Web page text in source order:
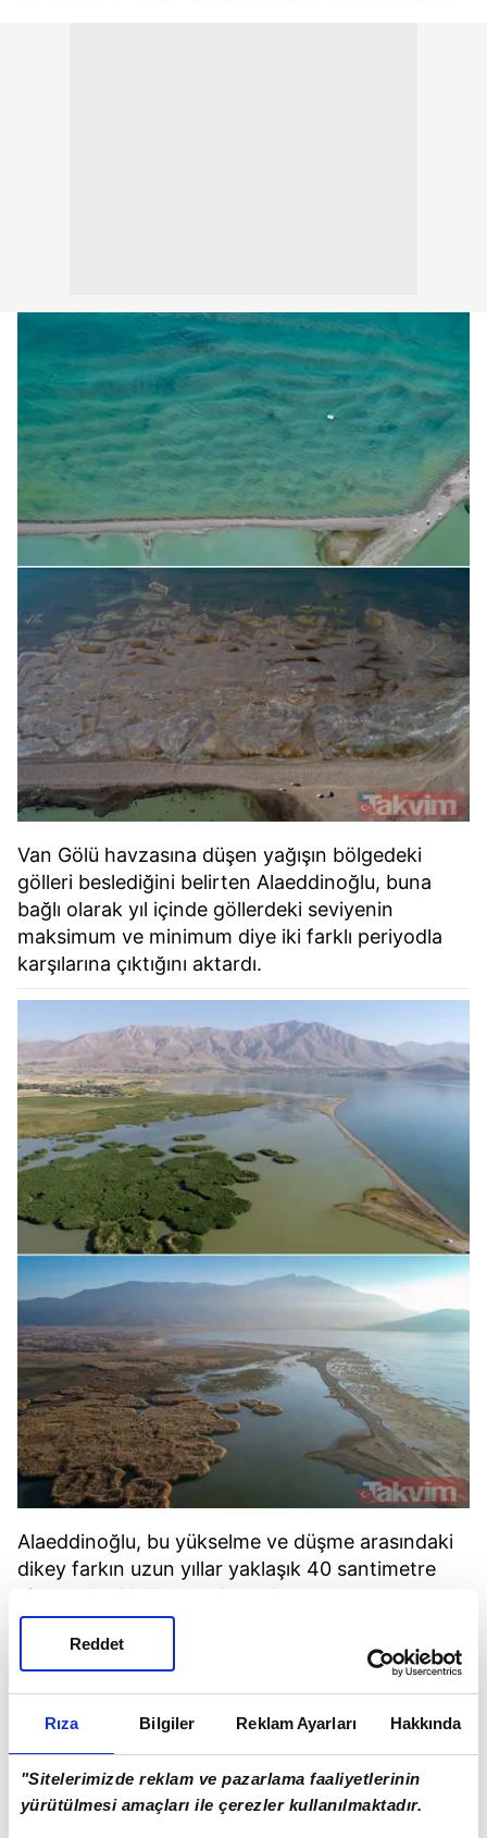
Rıza Bilgiler Reklam Ayarları Hakkında
"Sitelerimizde reklam ve pazarlama faaliyetlerinin
yürütülmesi amaçları ile çerezler kullanılmaktadır.
Reddet
Van Gölü havzasına düşen yağışın bölgedeki
gölleri beslediğini belirten Alaeddinoğlu, buna
bağlı olarak yıl içinde göllerdeki seviyenin
maksimum ve minimum diye iki farklı periyodla
karşılarına çıktığını aktardı.
Alaeddinoğlu, bu yükselme ve düşme arasındaki
dikey farkın uzun yıllar yaklaşık 40 santimetre
civarında olduğunu anlatarak, şu
değerlendirmelerde bulundu: